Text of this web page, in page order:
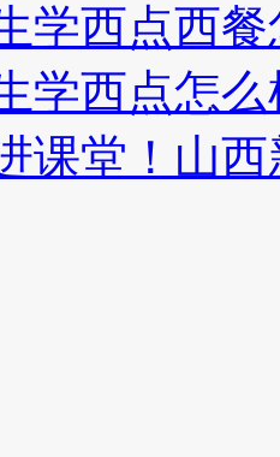
学西点西
学西点怎
课堂！山